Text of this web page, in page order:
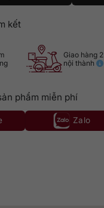
kết
Giao hàng
nội thành
phẩm miễn phí
Zalo